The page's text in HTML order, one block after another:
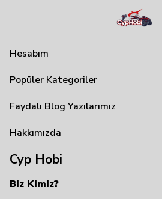
Hesabım
Popüler Kategoriler
Faydalı Blog Yazılarımız
Hakkımızda
Cyp Hobi
Biz Kimiz?